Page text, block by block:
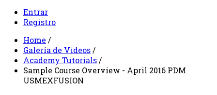
Entrar
Registro
Home /
Galería de Videos/
Academy Tutorials/
Sample Course Overview - April 2016 PDM
USMEXFUSION